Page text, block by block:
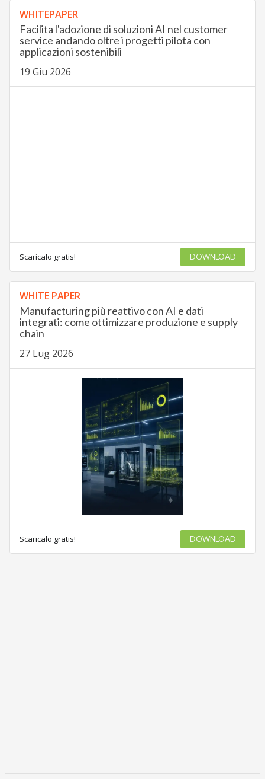
WHITEPAPER
Facilita l'adozione di soluzioni AI nel customer
service andando oltre i progetti pilota con
applicazioni sostenibili
19 Giu 2026
Scaricalo gratis! DOWNLOAD
WHITE PAPER
Manufacturing più reattivo con AI e dati
integrati: come ottimizzare produzione e supply
chain
27 Lug 2026
Scaricalo gratis! DOWNLOAD